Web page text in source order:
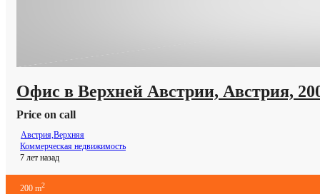
Офис в Верхней Австрии, Австрия,
Price on call
Австрия,Верхняя
Коммерческая недвижимость
7 лет назад
200 m2